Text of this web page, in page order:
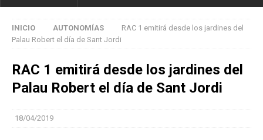
INICIO AUTONOMÍAS
RAC 1 emitirá desde los jardines del
Palau Robert el día de Sant Jordi
RAC 1 emitirá desde los jardines del
Palau Robert el día de Sant Jordi
18/04/2019